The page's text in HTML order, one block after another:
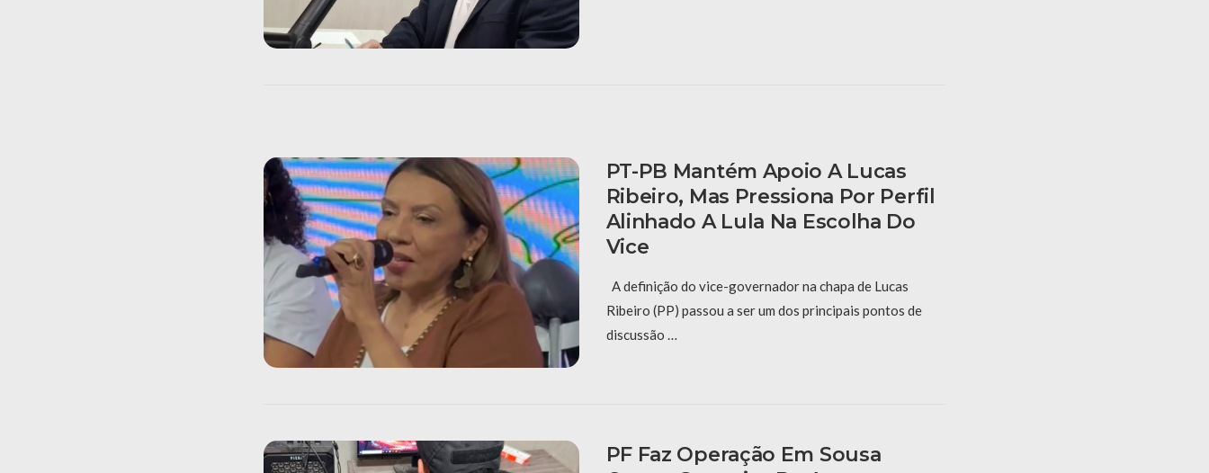
PT-PB Mantém Apoio A Lucas
Ribeiro, Mas Pressiona Por Perfil
Alinhado A Lula Na Escolha Do
Vice
A definição do vice-governador na chapa de Lucas
Ribeiro (PP) passou a ser um dos principais pontos de
discussão …
PF Faz Operação Em Sousa